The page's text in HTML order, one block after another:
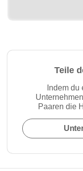
Teile
Indem
Paaren die